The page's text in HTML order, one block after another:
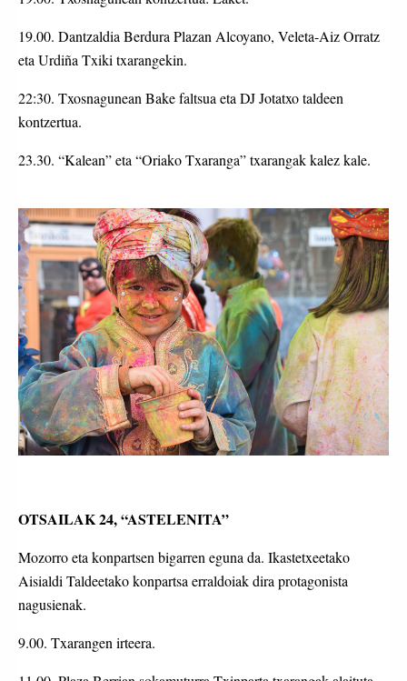
19.00. Dantzaldia Berdura Plazan Alcoyano, Veleta-Aiz Orratz
eta Urdiña Txiki txarangekin.
22:30. Txosnagunean Bake faltsua eta DJ Jotatxo taldeen
kontzertua.
23.30. “Kalean” eta “Oriako Txaranga” txarangak kalez kale.
OTSAILAK 24, “ASTELENITA”
Mozorro eta konpartsen bigarren eguna da. Ikastetxeetako
Aisialdi Taldeetako konpartsa erraldoiak dira protagonista
nagusienak.
9.00. Txarangen irteera.